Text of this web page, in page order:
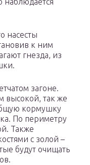
насесты
к ним
гнезда, из
загоне.
высокой, так же
кормушку
По периметру
Также
с золой –
будут очищать